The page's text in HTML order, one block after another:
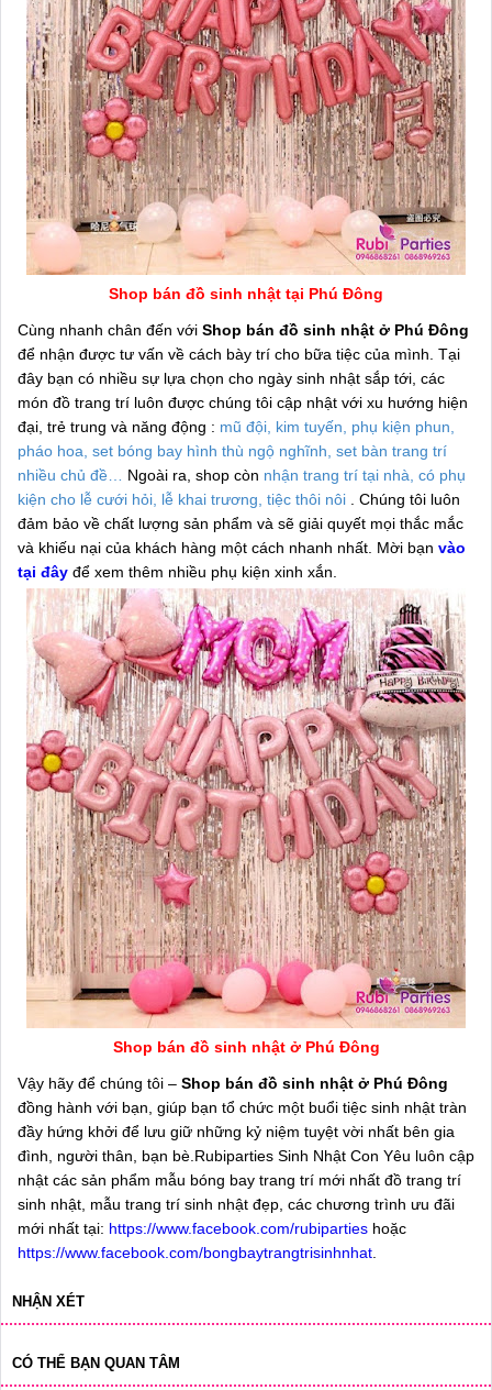
Shop bán đồ sinh nhật tại Phú Đông
Cùng nhanh chân đến với Shop bán đồ sinh nhật ở Phú Đông
để nhận được tư vấn về cách bày trí cho bữa tiệc của mình. Tại
đây bạn có nhiều sự lựa chọn cho ngày sinh nhật sắp tới, các
món đồ trang trí luôn được chúng tôi cập nhật với xu hướng hiện
đại, trẻ trung và năng động : mũ đội, kim tuyến, phụ kiện phun,
pháo hoa, set bóng bay hình thù ngộ nghĩnh, set bàn trang trí
nhiều chủ đề…
Ngoài ra, shop còn nhận trang trí tại nhà, có phụ
kiện cho lễ cưới hỏi, lễ khai trương, tiệc thôi nôi . Chúng tôi luôn
đảm bảo về chất lượng sản phẩm và sẽ giải quyết mọi thắc mắc
và khiếu nại của khách hàng một cách nhanh nhất. Mời bạn vào
tại đây để xem thêm nhiều phụ kiện xinh xắn.
Shop bán đồ sinh nhật ở Phú Đông
Vậy hãy để chúng tôi – Shop bán đồ sinh nhật ở Phú Đông
đồng hành với bạn, giúp bạn tổ chức một buổi tiệc sinh nhật tràn
đầy hứng khởi để lưu giữ những kỷ niệm tuyệt vời nhất bên gia
đình, người thân, bạn bè.Rubiparties Sinh Nhật Con Yêu luôn cập
nhật các sản phẩm mẫu bóng bay trang trí mới nhất đồ trang trí
sinh nhật, mẫu trang trí sinh nhật đẹp, các chương trình ưu đãi
mới nhất tại: https://www.facebook.com/rubiparties hoặc
https://www.facebook.com/bongbaytrangtrisinhnhat
NHẬN XÉT
CÓ THỂ BẠN QUAN TÂM